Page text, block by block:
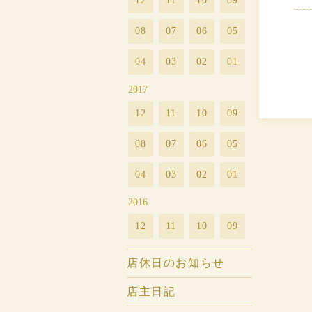
08 07 06 05
04 03 02 01
2017
12 11 10 09
08 07 06 05
04 03 02 01
2016
12 11 10 09
店休日のお知らせ
店主日記